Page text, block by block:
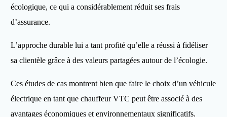
écologique, ce qui a considérablement réduit ses frais
d’assurance.
L’approche durable lui a tant profité qu’elle a réussi à fidéliser
sa clientèle grâce à des valeurs partagées autour de l’écologie.
Ces études de cas montrent bien que faire le choix d’un véhicule
électrique en tant que chauffeur VTC peut être associé à des
avantages économiques et environnementaux significatifs.